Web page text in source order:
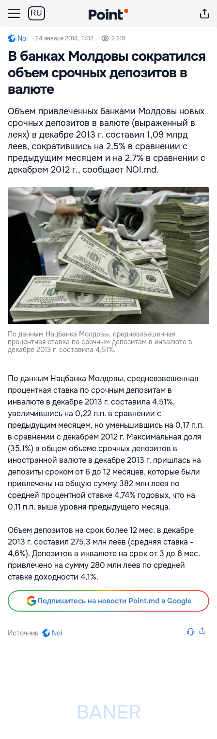
RU
Noi 24 января 2014, 11:02 2 219
В банках Молдовы сократился
объем срочных депозитов в
валюте
Объем привлеченных банками Молдовы новых
срочных депозитов в валюте (выраженный в
леях) в декабре 2013 г. составил 1,09 млрд
леев, сократившись на 2,5% в сравнении с
предыдущим месяцем и на 2,7% в сравнении с
декабрем 2012 г., сообщает NOI.md.
По данным Нацбанка Молдовы, средневзвешенная
процентная ставка по срочным депозитам в инвалюте в
декабре 2013 г. составила 4,51%.
По данным Нацбанка Молдовы, средневзвешенная
процентная ставка по срочным депозитам в
инвалюте в декабре 2013 г. составила 4,51%,
увеличившись на 0,22 п.п. в сравнении с
предыдущим месяцем, но уменьшившись на 0,17 п.п.
в сравнении с декабрем 2012 г. Максимальная доля
(35,1%) в общем объеме срочных депозитов в
иностранной валюте в декабре 2013 г. пришлась на
депозиты сроком от 6 до 12 месяцев, которые были
привлечены на общую сумму 382 млн леев по
средней процентной ставке 4,74% годовых, что на
0,11 п.п. выше уровня предыдущего месяца.
Объем депозитов на срок более 12 мес. в декабре
2013 г. составил 275,3 млн леев (средняя ставка -
4,6%). Депозитов в инвалюте на срок от 3 до 6 мес.
привлечено на сумму 280 млн леев по средней
ставке доходности 4,1%.
Подпишитесь на новости Point.md в Google
Источник Noi